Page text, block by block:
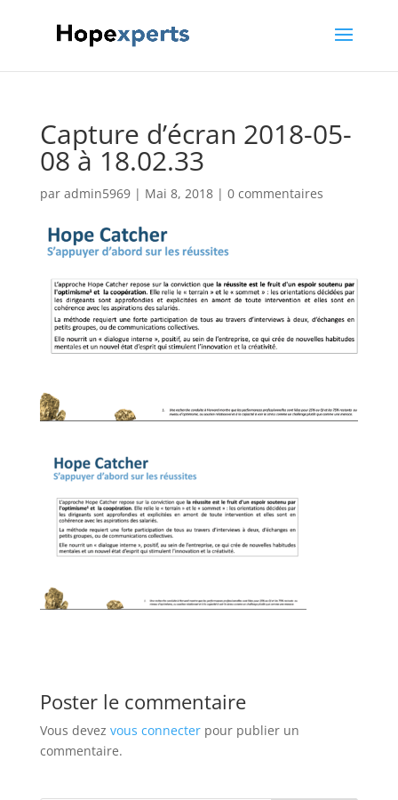
Capture d’écran 2018-05-
08 à 18.02.33
par admin5969| Mai 8, 2018| 0 commentaires
Poster le commentaire
Vous devez vous connecterpour publier un
commentaire.